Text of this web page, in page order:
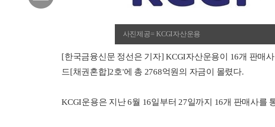
사진제공= KCGI자산운용
[한국금융신문 정선은 기자] KCGI자산운용이 16개 판매
드[채권혼합]2호'에 총 2768억원의 자금이 몰렸다.
KCGI운용은 지난 6월 16일부터 27일까지 16개 판매사를